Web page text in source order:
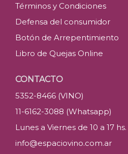
Términos y Condiciones
Defensa del consumidor
Botón de Arrepentimiento
Libro de Quejas Online
CONTACTO
5352-8466 (VINO)
11-6162-3088 (Whatsapp)
Lunes a Viernes de 10 a 17 hs.
info@espaciovino.com.ar